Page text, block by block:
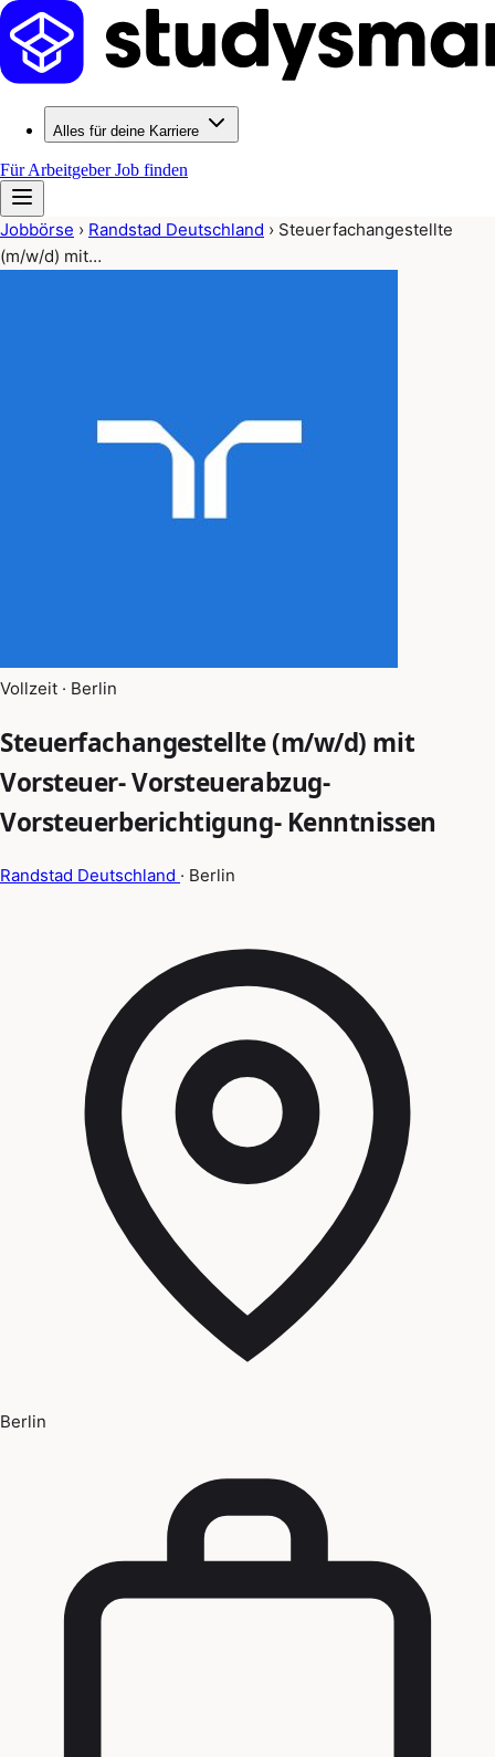
Alles für deine Karriere
Für ArbeitgeberJob finden
Jobbörse › Randstad Deutschland › Steuerfachangestellte
(m/w/d) mit…
Vollzeit · Berlin
Steuerfachangestellte (m/w/d) mit
Vorsteuer- Vorsteuerabzug-
Vorsteuerberichtigung- Kenntnissen
Randstad Deutschland · Berlin
Berlin